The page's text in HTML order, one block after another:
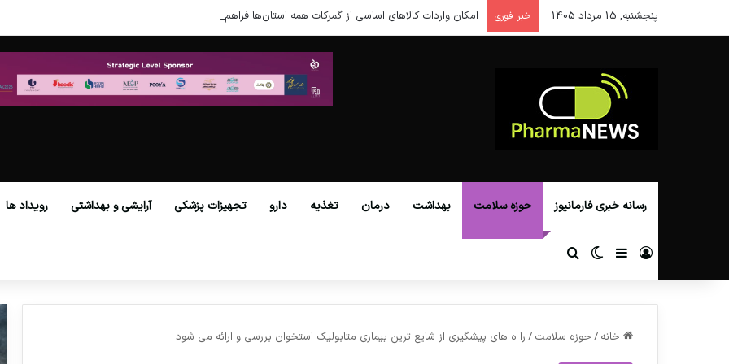
پنجشنبه, 15 مرداد 1405 خبر فوری امکان واردات کالاهای اساسی از گمرکات همه استان‌ها فراهم شد.
رسانه خبری فارمانیوز حوزه سلامت بهداشت درمان تغذیه دارو تجهیزات پزشکی آرایشی و بهداشتی رویداد ها
ورود سایدبارتغییر پوسته
خانه / حوزه سلامت / را ه های پیشگیری از شايع ترين بيماري متابوليك استخوان بررسی و ارائه می شود